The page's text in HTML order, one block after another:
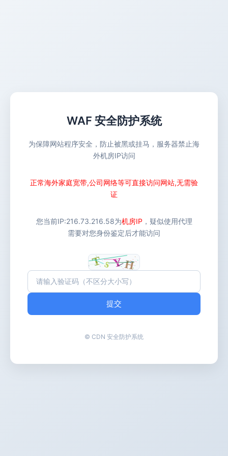
WAF 安全防护系统
为保障网站程序安全，防止被黑或挂马，服务器禁止海
外机房IP访问
正常海外家庭宽带,公司网络等可直接访问网站,无需验
证
您当前IP:216.73.216.58为机房IP ，疑似使用代理
需要对您身份鉴定后才能访问
提交
© CDN 安全防护系统